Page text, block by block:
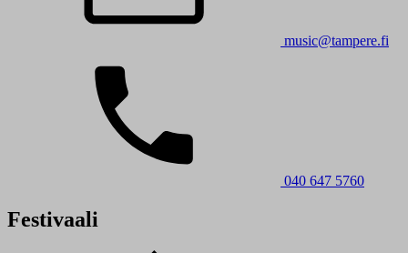
music@tampere.fi
040 647 5760
Festivaali